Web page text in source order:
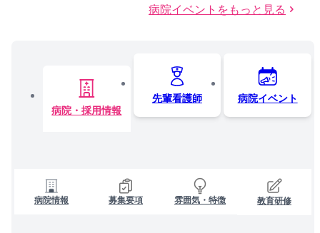
病院イベントをもっと見る
病院・採用情報
先輩看護師 病院イベント
病院情報 募集要項 雰囲気・特徴 教育研修